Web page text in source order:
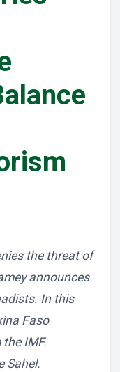
the threat of
announces
In this
Faso
IMF.
Sahel.